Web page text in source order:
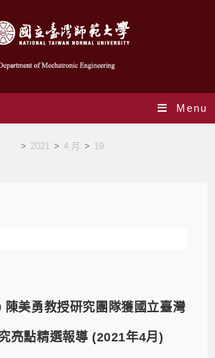
Menu
> 2021 > 4 月 > 19
美勇教授研究團隊獲國立臺灣
亮點精選報導 (2021年4月)